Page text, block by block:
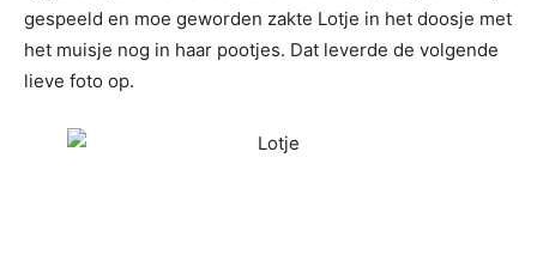
gespeeld en moe geworden zakte Lotje in het doosje met
het muisje nog in haar pootjes. Dat leverde de volgende
lieve foto op.